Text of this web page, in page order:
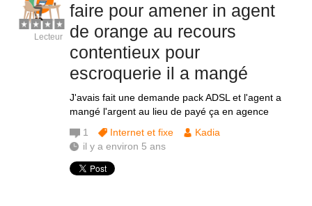
faire pour amener in agent
de orange au recours
contentieux pour
escroquerie il a mangé
J'avais fait une demande pack ADSL et l'agent a
mangé l'argent au lieu de payé ça en agence
Lecteur
1 Internet et fixe
Kadia
il y a environ 5 ans